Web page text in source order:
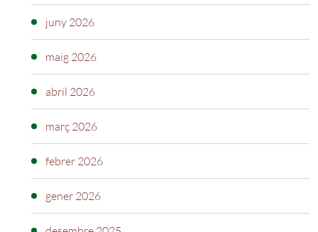
juny 2026
maig 2026
abril 2026
març 2026
febrer 2026
gener 2026